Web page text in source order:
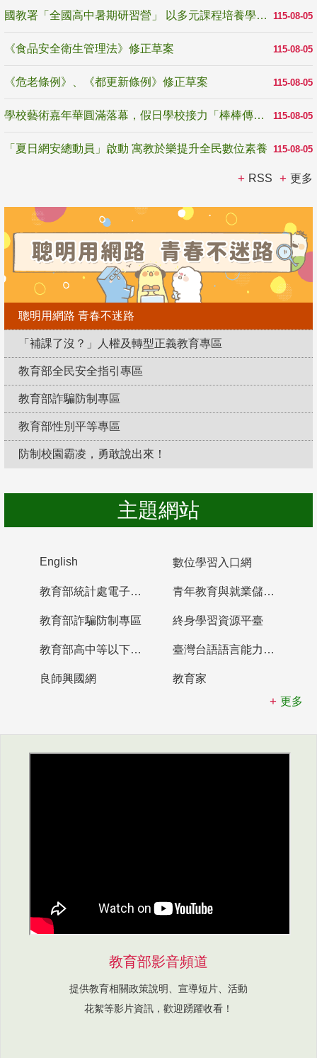
115-08-05
國教署「全國高中暑期研習營」 以多元課程培養學生瞭解誠信專業與倫理價值
115-08-05
《食品安全衛生管理法》修正草案
115-08-05
《危老條例》、《都更新條例》修正草案
115-08-05
學校藝術嘉年華圓滿落幕，假日學校接力「棒棒傳美感」
115-08-05
「夏日網安總動員」啟動 寓教於樂提升全民數位素養
RSS 更多
聰明用網路 青春不迷路
「補課了沒？」人權及轉型正義教育專區
教育部全民安全指引專區
教育部詐騙防制專區
教育部性別平等專區
防制校園霸凌，勇敢說出來！
主題網站
English 數位學習入口網
教育部統計處電子書櫃 青年教育與就業儲蓄帳戶
教育部詐騙防制專區 終身學習資源平臺
教育部高中等以下學校及幼兒園教師資格檢定考試 臺灣台語語言能力認證網站
良師興國網
教育家
更多
教育部影音頻道
提供教育相關政策說明、宣導短片、活動
花絮等影片資訊，歡迎踴躍收看！